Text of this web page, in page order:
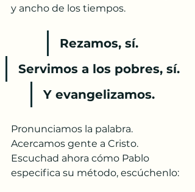
y ancho de los tiempos.
Rezamos, sí.
Servimos a los pobres, sí.
Y evangelizamos.
Pronunciamos la palabra.
Acercamos gente a Cristo.
Escuchad ahora cómo Pablo
especifica su método, escúchenlo: